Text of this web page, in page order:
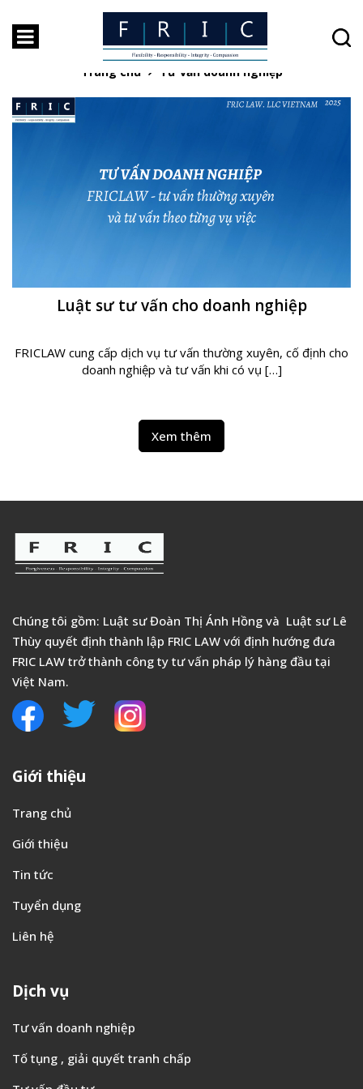
Tư vấn doanh nghiệp
Trang chủ Tư vấn doanh nghiệp
Luật sư tư vấn cho doanh nghiệp
FRICLAW cung cấp dịch vụ tư vấn thường xuyên, cố định cho
doanh nghiệp và tư vấn khi có vụ […]
Xem thêm
Chúng tôi gồm: Luật sư Đoàn Thị Ánh Hồng và Luật sư Lê
Thùy quyết định thành lập FRIC LAW với định hướng đưa
FRIC LAW trở thành công ty tư vấn pháp lý hàng đầu tại
Việt Nam.
Giới thiệu
Trang chủ
Giới thiệu
Tin tức
Tuyển dụng
Liên hệ
Dịch vụ
Tư vấn doanh nghiệp
Tố tụng , giải quyết tranh chấp